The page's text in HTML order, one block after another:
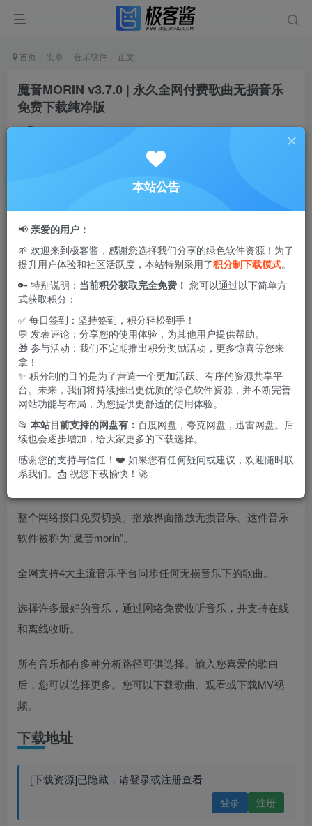
首页 安卓 音乐软件 正文
魔音MORIN v3.7.0 | 永久全网付费歌曲无损音乐
免费下载纯净版
私信
免费下载及播放
为广大用户提供了丰富且完全免费的音乐资源。该软件具备
与四大音乐平台歌
榜，同时还内置音乐社区、同步歌单以及音乐搜索等实用功
整个网络接口免费切换。播放界面播放无损音乐。这件音乐
软件被称为“魔音morin”。
全网支持4大主流音乐平台同步任何无损音乐下的歌曲。
选择许多最好的音乐，通过网络免费收听音乐，并支持在线
和离线收听。
所有音乐都有多种分析路径可供选择。输入您喜爱的歌曲
后，您可以选择更多。您可以下载歌曲、观看或下载MV视
频。
下载地址
[下载资源]已隐藏，请登录或注册查看
登录 注册
本站公告
📢 亲爱的用户：
🌱 欢迎来到极客酱，感谢您选择我们分享的绿色软件资源！为了
提升用户体验和社区活跃度，本站特别采用了积分制下载模式。
🔑 特别说明： 当前积分获取完全免费！ 您可以通过以下简单方
式获取积分：
✅ 每日签到：坚持签到，积分轻松到手！
💬 发表评论：分享您的使用体验，为其他用户提供帮助。
🎁 参与活动：我们不定期推出积分奖励活动，更多惊喜等您来
拿！
✨ 积分制的目的是为了营造一个更加活跃、有序的资源共享平
台。未来，我们将持续推出更优质的绿色软件资源，并不断完善
网站功能与布局，为您提供更舒适的使用体验。
📂 本站目前支持的网盘有： 百度网盘，夸克网盘，迅雷网盘。后
续也会逐步增加，给大家更多的下载选择。
感谢您的支持与信任！❤️ 如果您有任何疑问或建议，欢迎随时联
系我们。📩 祝您下载愉快！🚀